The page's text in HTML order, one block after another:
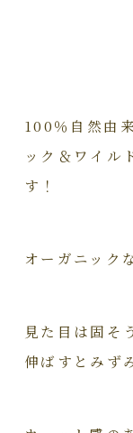
100％自然由
ック＆ワイル
す！
オーガニック
見た目は固そ
伸ばすとみず